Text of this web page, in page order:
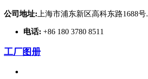
公司地址: 上海市浦东新区高科东路1688号.
电话: +86 180 3780 8511
工厂图册